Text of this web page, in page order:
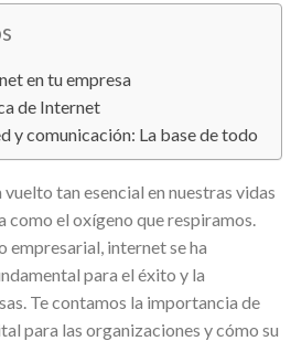
en tu empresa
de Internet
y comunicación: La base de todo
tan esencial en nuestras vidas
como el oxígeno que respiramos.
empresarial, internet se ha
para el éxito y la
Te contamos la importancia de
para las organizaciones y cómo su